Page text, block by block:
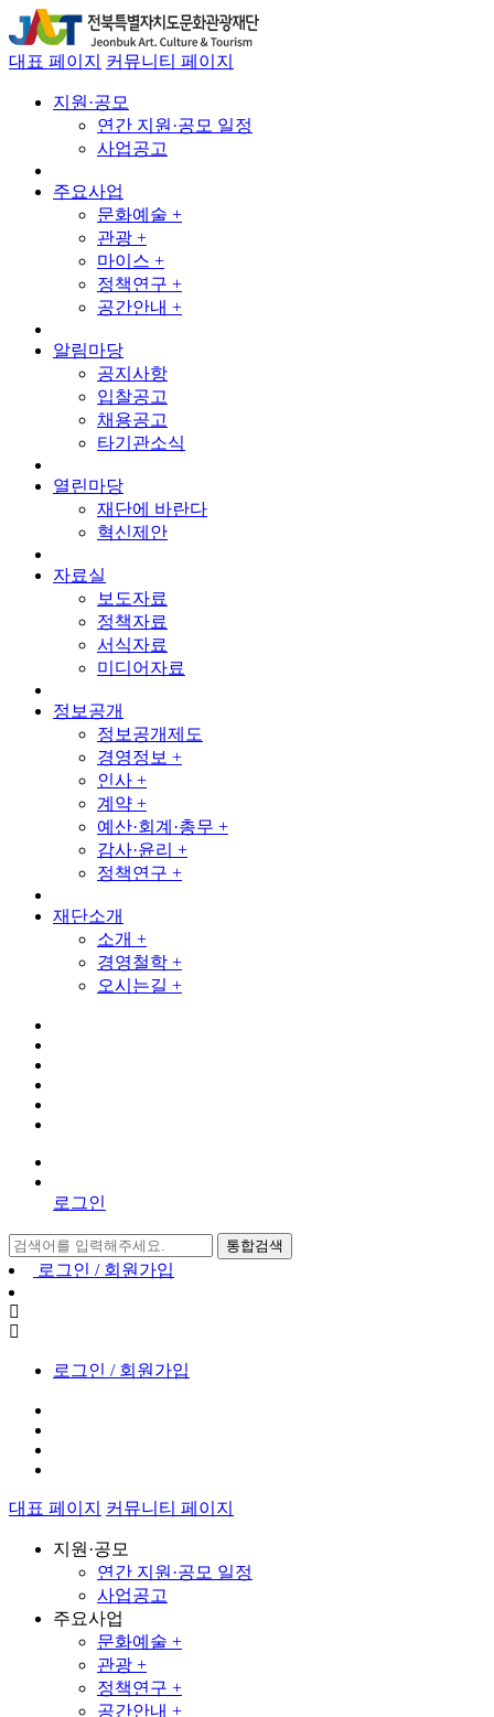
대표 페이지 커뮤니티 페이지
지원·공모
연간 지원·공모 일정
사업공고
주요사업
문화예술 +
관광 +
마이스 +
정책연구 +
공간안내 +
알림마당
공지사항
입찰공고
채용공고
타기관소식
열린마당
재단에 바란다
혁신제안
자료실
보도자료
정책자료
서식자료
미디어자료
정보공개
정보공개제도
경영정보 +
인사 +
계약 +
예산·회계·총무 +
감사·윤리 +
정책연구 +
재단소개
소개 +
경영철학 +
오시는길 +
로그인
통합검색
로그인 / 회원가입
로그인 / 회원가입
대표 페이지 커뮤니티 페이지
지원·공모
연간 지원·공모 일정
사업공고
주요사업
문화예술 +
관광 +
정책연구 +
공간안내 +